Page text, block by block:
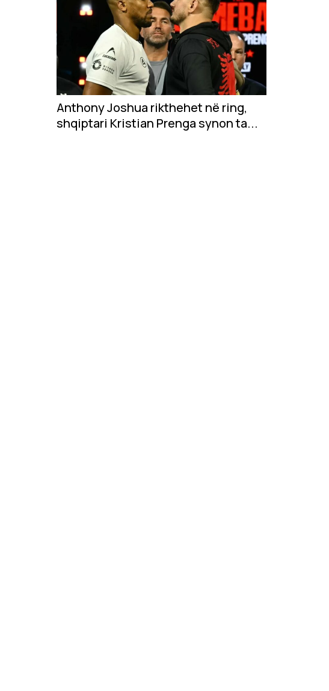
Anthony Joshua rikthehet në ring,
shqiptari Kristian Prenga synon ta...